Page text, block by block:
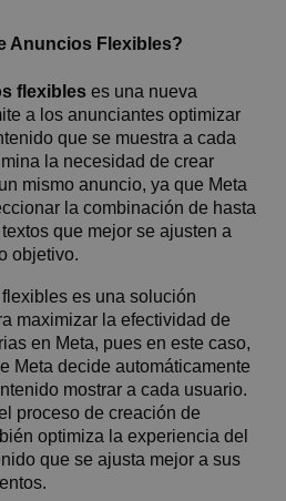
Anuncios Flexibles?
flexibles es una nueva
a los anunciantes optimizar
que se muestra a cada
la necesidad de crear
mismo anuncio, ya que Meta
la combinación de hasta
que mejor se ajusten a
objetivo.
es una solución
maximizar la efectividad de
en Meta, pues en este caso,
Meta decide automáticamente
mostrar a cada usuario.
proceso de creación de
optimiza la experiencia del
que se ajusta mejor a sus